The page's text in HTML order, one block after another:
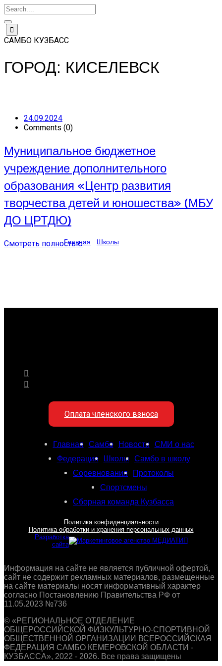
Skip
to
Главная Школы
▼
СМИ о
нас
Школы
САМБО КУЗБАСС
ГОРОД: КИСЕЛЕВСК
24.09.2024
Comments (0)
Муниципальное бюджетное
учреждение дополнительного
образования «Центр развития
творчества детей и юношества» (МБУ
ДО ЦРТДЮ)
Смотреть полностью
Оплата членского взноса
Главная Самбо Новости
СМИ о нас
Федерация
Школы
Самбо в школу
Соревнования
Протоколы
Спортсмены
Сборная команда Кузбасса
Политика конфиденциальности
Политика обработки и хранения персональных данных
Разработка
сайта
Информация на сайте не является публичной офертой,
сайт не содержит рекламных материалов, размещенные
на сайте материалы носят информативный характер
согласно Постановлению Правительства РФ от
11.05.2023 №736
© «РЕГИОНАЛЬНОЕ ОТДЕЛЕНИЕ
ОБЩЕРОССИЙСКОЙ ФИЗКУЛЬТУРНО-СПОРТИВНОЙ
ОБЩЕСТВЕННОЙ ОРГАНИЗАЦИИ ВСЕРОССИЙСКАЯ
ФЕДЕРАЦИЯ САМБО КЕМЕРОВСКОЙ ОБЛАСТИ -
КУЗБАССА», 2022 - 2026. Все права защищены